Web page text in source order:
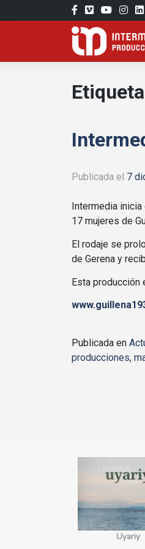
al
Publicada el 7
Intermedia
17 mujeres de
El rodaje se
de Gerena y
Esta producción
Publicada en
producciones,
Uyariy